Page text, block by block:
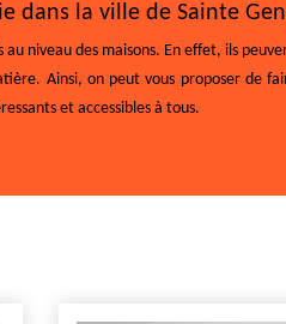
dans la ville de Sainte
niveau des maisons. En effet, ils
Ainsi, on peut vous proposer de
et accessibles à tous.